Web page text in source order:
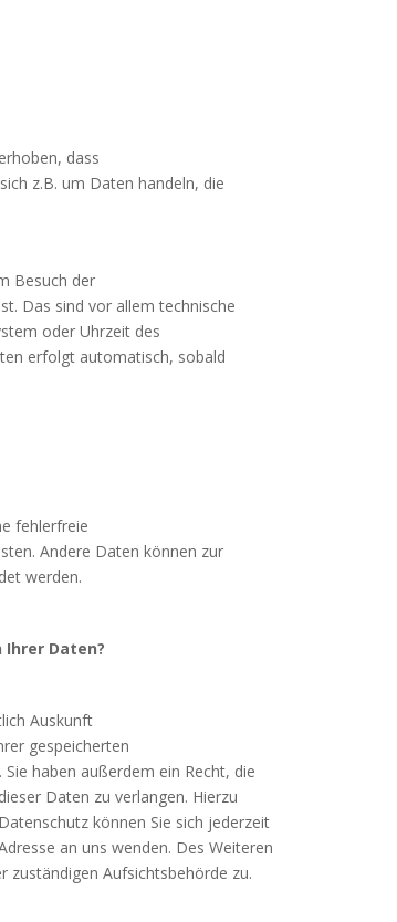
dass
z.B. um Daten handeln, die
Besuch der
Das sind vor allem technische
oder Uhrzeit des
erfolgt automatisch, sobald
fehlerfreie
Andere Daten können zur
werden.
Ihrer Daten?
Auskunft
gespeicherten
haben außerdem ein Recht, die
Daten zu verlangen. Hierzu
können Sie sich jederzeit
an uns wenden. Des Weiteren
zuständigen Aufsichtsbehörde zu.